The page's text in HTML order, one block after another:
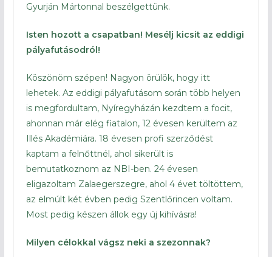
Gyurján Mártonnal beszélgettünk.
Isten hozott a csapatban! Mesélj kicsit az eddigi
pályafutásodról!
Köszönöm szépen! Nagyon örülök, hogy itt
lehetek. Az eddigi pályafutásom során több helyen
is megfordultam, Nyíregyházán kezdtem a focit,
ahonnan már elég fiatalon, 12 évesen kerültem az
Illés Akadémiára. 18 évesen profi szerződést
kaptam a felnőttnél, ahol sikerült is
bemutatkoznom az NBI-ben. 24 évesen
eligazoltam Zalaegerszegre, ahol 4 évet töltöttem,
az elmúlt két évben pedig Szentlőrincen voltam.
Most pedig készen állok egy új kihívásra!
Milyen célokkal vágsz neki a szezonnak?